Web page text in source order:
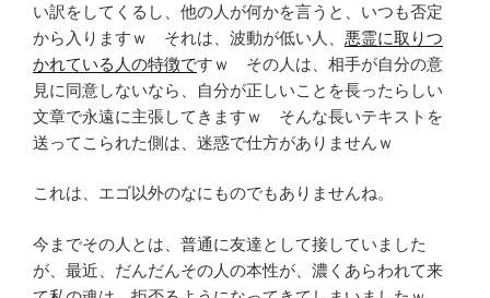
い訳をしてくるし、他の人が何かを言うと、いつも否定
から入りますｗ それは、波動が低い人、 悪霊に取りつ
かれている人の特徴ですｗ その人は、相手が自分の意
見に同意しないなら、自分が正しいことを長ったらしい
文章で永遠に主張してきますｗ そんな長いテキストを
送ってこられた側は、迷惑で仕方がありませんｗ
これは、エゴ以外のなにものでもありませんね。
今までその人とは、普通に友達として接していました
が、最近、だんだんその人の本性が、濃くあらわれて来